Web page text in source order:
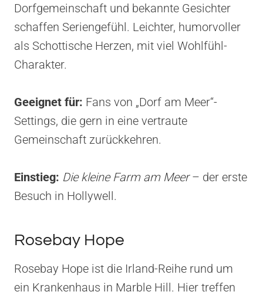
Dorfgemeinschaft und bekannte Gesichter
schaffen Seriengefühl. Leichter, humorvoller
als Schottische Herzen, mit viel Wohlfühl-
Charakter.
Geeignet für: Fans von „Dorf am Meer“-
Settings, die gern in eine vertraute
Gemeinschaft zurückkehren.
Einstieg: Die kleine Farm am Meer– der erste
Besuch in Hollywell.
Rosebay Hope
Rosebay Hope ist die Irland-Reihe rund um
ein Krankenhaus in Marble Hill. Hier treffen